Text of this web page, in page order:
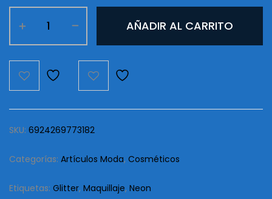
Neon
SFR
cantidad
AÑADIR AL CARRITO
SKU: 6924269773182
Categorías: Artículos Moda, Cosméticos
Etiquetas: Glitter, Maquillaje, Neon